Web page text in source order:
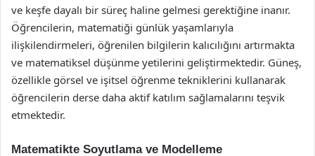
ve keşfe dayalı bir süreç haline gelmesi gerektiğine inanır.
Öğrencilerin, matematiği günlük yaşamlarıyla
ilişkilendirmeleri, öğrenilen bilgilerin kalıcılığını artırmakta
ve matematiksel düşünme yetilerini geliştirmektedir. Güneş,
özellikle görsel ve işitsel öğrenme tekniklerini kullanarak
öğrencilerin derse daha aktif katılım sağlamalarını teşvik
etmektedir.
Matematikte Soyutlama ve Modelleme